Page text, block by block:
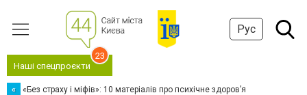
Рус
Наші спецпроєкти
23
« «Без страху і міфів»: 10 матеріалів про психічне здоров’я